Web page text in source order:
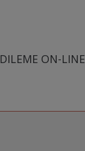
DILEME ON-LINE